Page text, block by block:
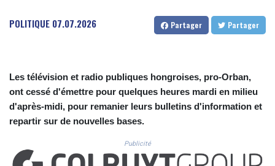
CVE 110.789694
DOP 67.163917
DZD 153.33232
EGP 57.257824
ERN 17.283886
FJD 2.552144
FKP 0.85592
POLITIQUE 07.07.2026 Partager Partager
Les télévision et radio publiques hongroises, pro-Orban,
ont cessé d'émettre pour quelques heures mardi en milieu
d'après-midi, pour remanier leurs bulletins d'information et
repartir sur de nouvelles bases.
Publicité